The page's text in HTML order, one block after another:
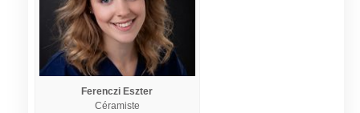
Ferenczi Eszter
Céramiste